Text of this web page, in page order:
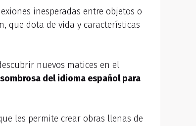
inesperadas entre objetos o
que dota de vida y características
nuevos matices en el
del idioma español para
les permite crear obras llenas de